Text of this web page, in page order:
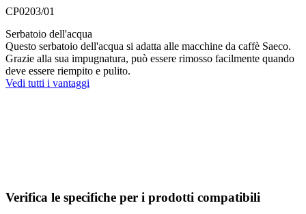
CP0203/01
Serbatoio dell'acqua
Questo serbatoio dell'acqua si adatta alle macchine da caffè Saeco.
Grazie alla sua impugnatura, può essere rimosso facilmente quando
deve essere riempito e pulito.
Vedi tutti i vantaggi
Verifica le specifiche per i prodotti compatibili